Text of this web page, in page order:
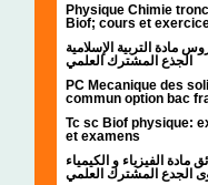
Physique Chimie
Biof; cours et
مادة التربية الإسلامية
الجذع المشترك العلمي
PC Mecanique des
commun option bac
Tc sc Biof physique:
et examens
مادة الفيزياء و الكيمياء